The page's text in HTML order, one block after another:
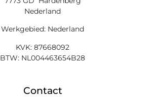
Nederland
Werkgebied: Nederland
KVK: 87668092
BTW: NL004463654B28
Contact